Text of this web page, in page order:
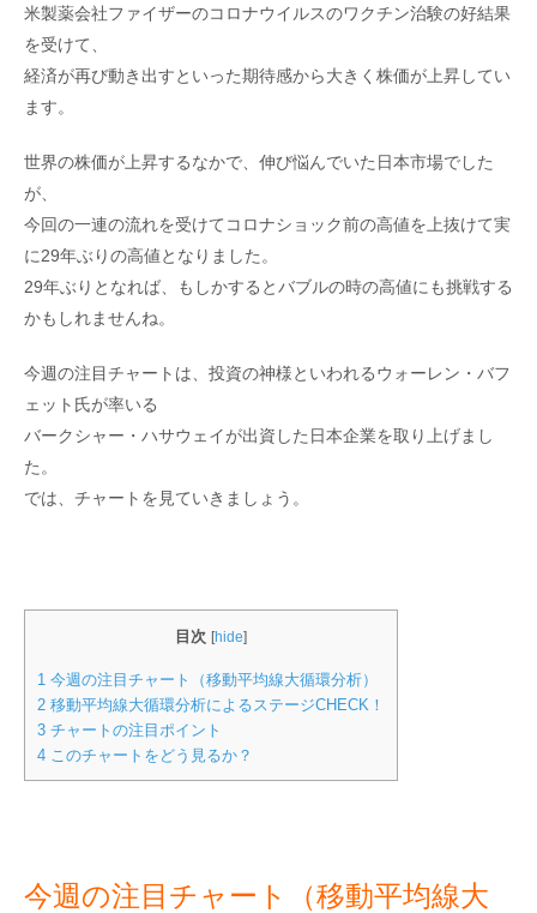
米製薬会社ファイザーのコロナウイルスのワクチン治験の好結果
を受けて、
経済が再び動き出すといった期待感から大きく株価が上昇してい
ます。
世界の株価が上昇するなかで、伸び悩んでいた日本市場でした
が、
今回の一連の流れを受けてコロナショック前の高値を上抜けて実
に29年ぶりの高値となりました。
29年ぶりとなれば、もしかするとバブルの時の高値にも挑戦する
かもしれませんね。
今週の注目チャートは、投資の神様といわれるウォーレン・バフ
ェット氏が率いる
バークシャー・ハサウェイが出資した日本企業を取り上げまし
た。
では、チャートを見ていきましょう。
目次 [hide]
1 今週の注目チャート（移動平均線大循環分析）
2 移動平均線大循環分析によるステージCHECK！
3 チャートの注目ポイント
4 このチャートをどう見るか？
今週の注目チャート（移動平均線大